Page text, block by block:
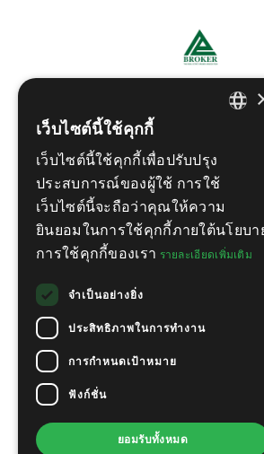
© ลิขสิทธิ์ ROOF21 Pattaya Property
THAI
เว็บไซต์นี้ใช้คุกกี้
เว็บไซต์นี้ใช้คุกกี้เพื่อปรับปรุง
ประสบการณ์ของผู้ใช้ การใช้
เว็บไซต์นี้จะถือว่าคุณให้ความ
ยินยอมในการใช้คุกกี้ภายใต้นโยบา
การใช้คุกกี้ของเรา รายละเอียดเพิ่มเติม
จำเป็นอย่างยิ่ง
ประสิทธิภาพในการทำงาน
การกำหนดเป้าหมาย
ฟังก์ชั่น
ยอมรับทั้งหมด